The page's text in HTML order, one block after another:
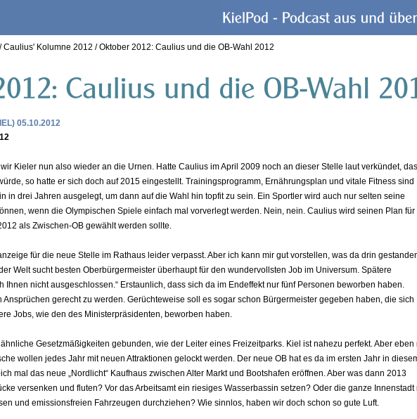
/Caulius' Kolumne 2012 /Oktober 2012: Caulius und die OB-Wahl 2012
05.10.2012
Kieler nun also wieder an die Urnen. Hatte Caulius im April 2009 noch an dieser Stelle laut verkündet,
so hatte er sich doch auf 2015 eingestellt. Trainingsprogramm, Ernährungsplan und vitale Fitness sind
in drei Jahren ausgelegt, um dann auf die Wahl hin topfit zu sein. Ein Sportler wird auch nur selten seine
wenn die Olympischen Spiele einfach mal vorverlegt werden. Nein, nein. Caulius wird seinen Plan für
als Zwischen-OB gewählt werden sollte.
für die neue Stelle im Rathaus leider verpasst. Aber ich kann mir gut vorstellen, was da drin
Welt sucht besten Oberbürgermeister überhaupt für den wundervollsten Job im Universum. Spätere
Ihnen nicht ausgeschlossen.“ Erstaunlich, dass sich da im Endeffekt nur fünf Personen beworben haben.
gerecht zu werden. Gerüchteweise soll es sogar schon Bürgermeister gegeben haben, die sich
Jobs, wie den des Ministerpräsidenten, beworben haben.
Gesetzmäßigkeiten gebunden, wie der Leiter eines Freizeitparks. Kiel ist nahezu perfekt. Aber eben
wollen jedes Jahr mit neuen Attraktionen gelockt werden. Der neue OB hat es da im ersten Jahr in
mal das neue „Nordlicht“ Kaufhaus zwischen Alter Markt und Bootshafen eröffnen. Aber was dann 2013
versenken und fluten? Vor das Arbeitsamt ein riesiges Wasserbassin setzen? Oder die ganze Innenstadt
und emissionsfreien Fahrzeugen durchziehen? Wie sinnlos, haben wir doch schon so gute Luft.